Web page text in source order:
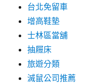
台北免留車
增高鞋墊
士林區當舖
抽屜床
旅遊分類
滅鼠公司推薦